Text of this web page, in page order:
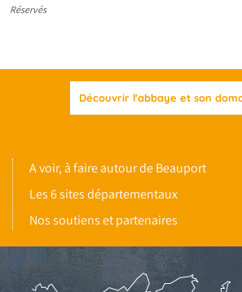
Réservés
Découvrir l'abbaye et son
A voir, à faire autour de Beauport
Les 6 sites départementaux
Nos soutiens et partenaires